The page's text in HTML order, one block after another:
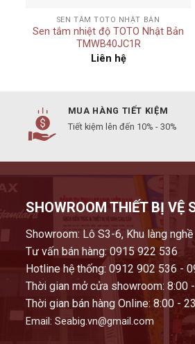
SEN TẮM TOTO NHẬT BẢN
Sen tắm nhiệt độ TOTO Nhật Bản
TMWB40JC1R
Liên hệ
MUA HÀNG TIẾT KIỆM
Tiết kiệm lên đến 10% - 30%
SHOWROOM THIẾT BỊ VỆ
Showroom: Lô S3-6, Khu làng
Tư vấn bán hàng: 0915 922 536
Hotline hệ thống: 0912 902 536 -
Thời gian mở cửa showroom: 8:00
Thời gian bán hàng Online: 8:00 -
Email: Seabig.vn@gmail.com